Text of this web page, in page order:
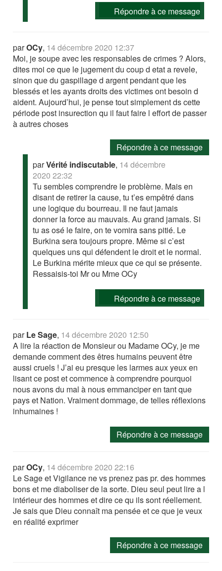
Répondre à ce message
parOCy, 14 décembre 2020 12:37
Moi, je soupe avec les responsables de crimes ? Alors,
dites moi ce que le jugement du coup d etat a revele,
sinon que du gaspillage d argent pendant que les
blessés et les ayants droits des victimes ont besoin d
aident. Aujourd’hui, je pense tout simplement ds cette
période post insurection qu il faut faire l effort de passer
à autres choses
Répondre à ce message
parVérité indiscutable, 14 décembre
2020 22:32
Tu sembles comprendre le problème. Mais en
disant de retirer la cause, tu t’es empêtré dans
une logique du bourreau. Il ne faut jamais
donner la force au mauvais. Au grand jamais. Si
tu as osé le faire, on te vomira sans pitié. Le
Burkina sera toujours propre. Même si c’est
quelques uns qui défendent le droit et le normal.
Le Burkina mérite mieux que ce qui se présente.
Ressaisis-toi Mr ou Mme OCy
Répondre à ce message
parLe Sage, 14 décembre 2020 12:50
A lire la réaction de Monsieur ou Madame OCy, je me
demande comment des êtres humains peuvent être
aussi cruels ! J’ai eu presque les larmes aux yeux en
lisant ce post et commence à comprendre pourquoi
nous avons du mal à nous emmanciper en tant que
pays et Nation. Vraiment dommage, de telles réflexions
inhumaines !
Répondre à ce message
parOCy, 14 décembre 2020 22:16
Le Sage et Vigilance ne vs prenez pas pr. des hommes
bons et me diaboliser de la sorte. Dieu seul peut lire a l
intérieur des hommes et dire ce qu ils sont réellement.
Je sais que Dieu connaît ma pensée et ce que je veux
en réalité exprimer
Répondre à ce message